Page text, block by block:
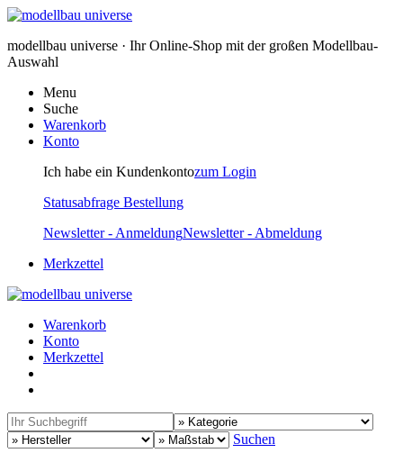
modellbau universe · Ihr Online-Shop mit der großen Modellbau-
Auswahl
Menu
Suche
Warenkorb
Konto
Ich habe ein Kundenkontozum Login
Statusabfrage Bestellung
Newsletter - AnmeldungNewsletter - Abmeldung
Merkzettel
Warenkorb
Konto
Merkzettel
Suchen